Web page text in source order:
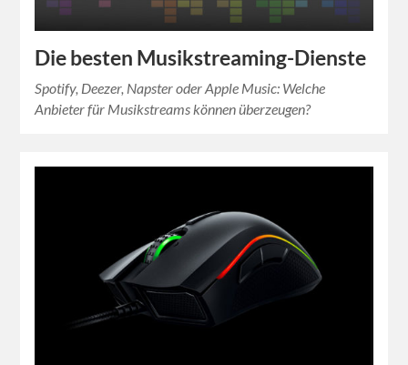
Die besten Musikstreaming-Dienste
Spotify, Deezer, Napster oder Apple Music: Welche
Anbieter für Musikstreams können überzeugen?